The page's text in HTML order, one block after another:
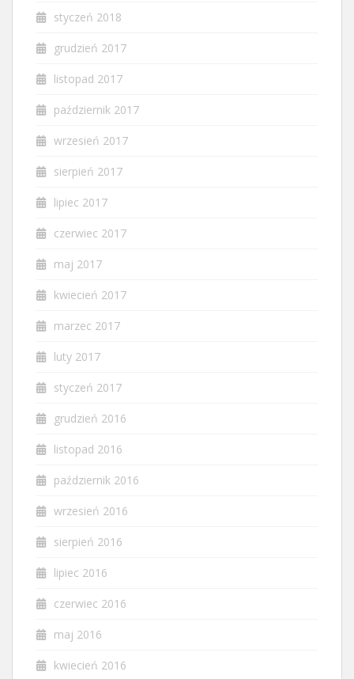
styczeń 2018
grudzień 2017
listopad 2017
październik 2017
wrzesień 2017
sierpień 2017
lipiec 2017
czerwiec 2017
maj 2017
kwiecień 2017
marzec 2017
luty 2017
styczeń 2017
grudzień 2016
listopad 2016
październik 2016
wrzesień 2016
sierpień 2016
lipiec 2016
czerwiec 2016
maj 2016
kwiecień 2016